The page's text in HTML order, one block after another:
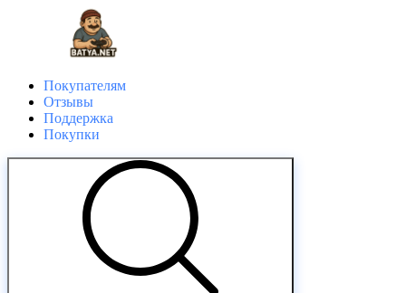
Покупателям
Отзывы
Поддержка
Покупки